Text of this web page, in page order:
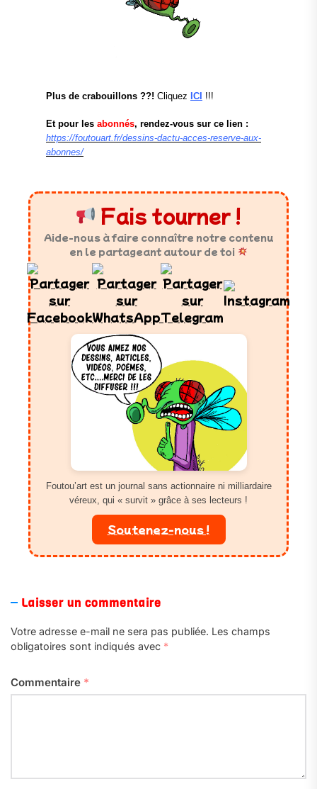
Plus de crabouillons ??! Cliquez ICI !!!
Et pour les abonnés, rendez-vous sur ce lien :
https://foutouart.fr/dessins-dactu-acces-reserve-aux-
abonnes/
Fais tourner !
Aide-nous à faire connaître notre contenu
en le partageant autour de toi
Foutou’art est un journal sans actionnaire ni milliardaire
véreux, qui « survit » grâce à ses lecteurs !
Soutenez-nous !
Laisser un commentaire
Votre adresse e-mail ne sera pas publiée. Les champs
obligatoires sont indiqués avec *
Commentaire *